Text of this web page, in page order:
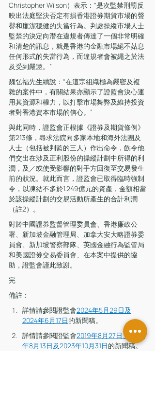
Christopher Wilson）表示：“是次監禁刑罰反
映出法庭堅決否定有損香港證券期貨市場的聲
譽和廉潔穩健的失當行為。判處操縱市場人士
監禁的決定向潛在違規者傳達了一個非常明確
和清楚的訊息，就是香港的金融市場絕不姑息
任何形式的失當行為，而違規者會被繩之於法
及受到嚴懲。”
魏弘福先生續說：“在這宗組織極為嚴密及複
雜的案件中，有關結果亦顯示了證監會決心運
用其資源和權力，以打擊市場舞弊及維持投資
者對香港資本市場的信心。”
與此同時，證監會正根據《證券及期貨條例》
第213條，尋求法院向多家本地和海外法團及
人士（包括被判監的三人）作出命令，飭令他
們交出在涉及正利股份的操縱計劃中所得的利
潤，及／或使受影響的對手方回復至交易發生
前的狀況。就此而言，證監會已取得臨時強制
令，以凍結不多於1.249億元的資產，金額相當
於該操縱計劃的交易活動所產生的合計利潤
（註2）。
對於中國證券監督管理委員會、香港廉政公
署、新加坡金融管理局、加拿大安大略證券委
員會、新加坡警察部隊、英國金融行為監管局
和美國證券交易委員會、在本案中提供的協
助，證監會謹此致謝。
完
備註：
詳情請參閱證監會2024年5月29日及
2024年6月17日的新聞稿。
詳情請參閱證監會2019年8月27日、 2020
年8月13日及2023年10月31日的新聞稿。